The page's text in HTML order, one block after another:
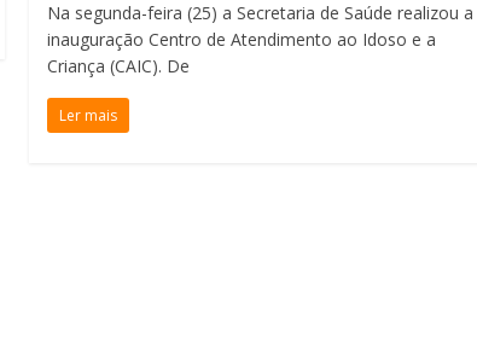
Na segunda-feira (25) a Secretaria de Saúde realizou a
inauguração Centro de Atendimento ao Idoso e a
Criança (CAIC). De
Ler mais